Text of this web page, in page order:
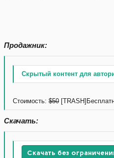
Продажник:
Скрытый контент для
Стоимость: $50
Скачать:
Скачать без